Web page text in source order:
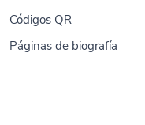
Códigos QR
Páginas de biografía